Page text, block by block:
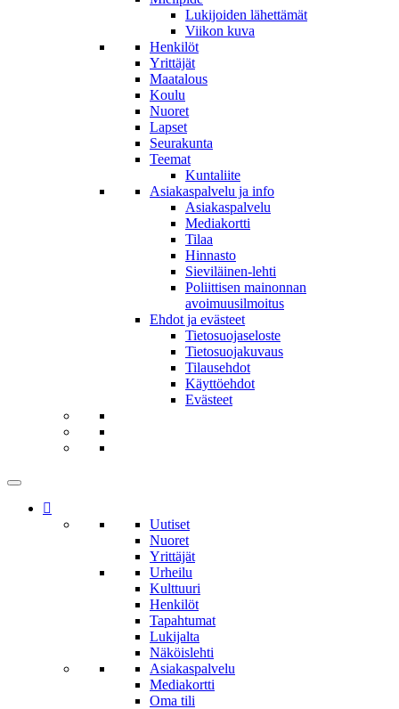
Lukijoiden lähettämät
Viikon kuva
Henkilöt
Yrittäjät
Maatalous
Koulu
Nuoret
Lapset
Seurakunta
Teemat
Kuntaliite
Asiakaspalvelu ja info
Asiakaspalvelu
Mediakortti
Tilaa
Hinnasto
Sieviläinen-lehti
Poliittisen mainonnan
avoimuusilmoitus
Ehdot ja evästeet
Tietosuojaseloste
Tietosuojakuvaus
Tilausehdot
Käyttöehdot
Evästeet
Uutiset
Nuoret
Yrittäjät
Urheilu
Kulttuuri
Henkilöt
Tapahtumat
Lukijalta
Näköislehti
Asiakaspalvelu
Mediakortti
Oma tili